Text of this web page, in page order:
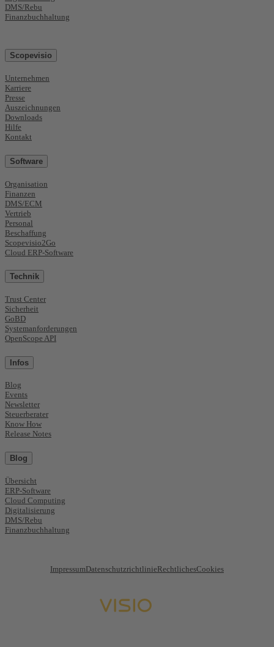
DMS/Rebu
Finanzbuchhaltung
Scopevisio
Unternehmen
Karriere
Presse
Auszeichnungen
Downloads
Hilfe
Kontakt
Software
Organisation
Finanzen
DMS/ECM
Vertrieb
Personal
Beschaffung
Scopevisio2Go
Cloud ERP-Software
Technik
Trust Center
Sicherheit
GoBD
Systemanforderungen
OpenScope API
Infos
Blog
Events
Newsletter
Steuerberater
Know How
Release Notes
Blog
Übersicht
ERP-Software
Cloud Computing
Digitalisierung
DMS/Rebu
Finanzbuchhaltung
ImpressumDatenschutzrichtlinieRechtlichesCookies